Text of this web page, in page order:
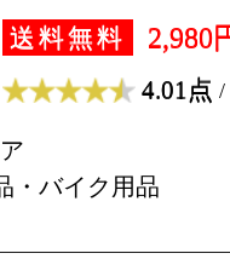
送料無料 2,980
4.01点 /
・バイク用品